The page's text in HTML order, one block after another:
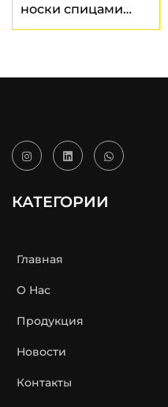
носки спицами
оптом
КАТЕГОРИИ
Главная
О Нас
Продукция
Новости
Контакты